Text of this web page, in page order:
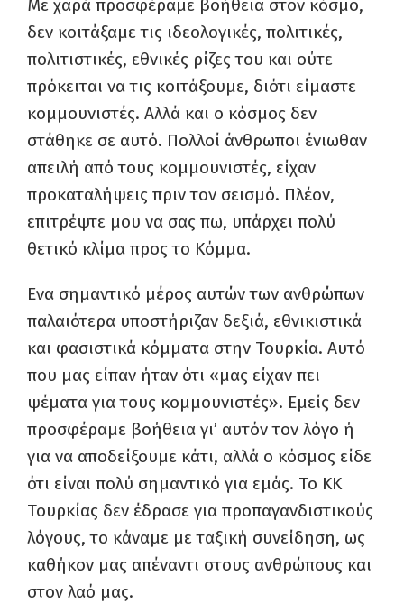
Με χαρά προσφέραμε βοήθεια στον κόσμο,
δεν κοιτάξαμε τις ιδεολογικές, πολιτικές,
πολιτιστικές, εθνικές ρίζες του και ούτε
πρόκειται να τις κοιτάξουμε, διότι είμαστε
κομμουνιστές. Αλλά και ο κόσμος δεν
στάθηκε σε αυτό. Πολλοί άνθρωποι ένιωθαν
απειλή από τους κομμουνιστές, είχαν
προκαταλήψεις πριν τον σεισμό. Πλέον,
επιτρέψτε μου να σας πω, υπάρχει πολύ
θετικό κλίμα προς το Κόμμα.
Ενα σημαντικό μέρος αυτών των ανθρώπων
παλαιότερα υποστήριζαν δεξιά, εθνικιστικά
και φασιστικά κόμματα στην Τουρκία. Αυτό
που μας είπαν ήταν ότι «μας είχαν πει
ψέματα για τους κομμουνιστές». Εμείς δεν
προσφέραμε βοήθεια γι’ αυτόν τον λόγο ή
για να αποδείξουμε κάτι, αλλά ο κόσμος είδε
ότι είναι πολύ σημαντικό για εμάς. Το KK
Τουρκίας δεν έδρασε για προπαγανδιστικούς
λόγους, το κάναμε με ταξική συνείδηση, ως
καθήκον μας απέναντι στους ανθρώπους και
στον λαό μας.